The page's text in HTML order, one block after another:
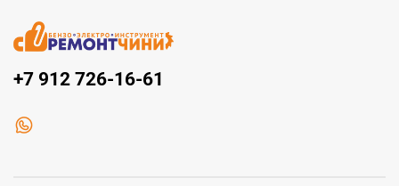
+7 912 726-16-61